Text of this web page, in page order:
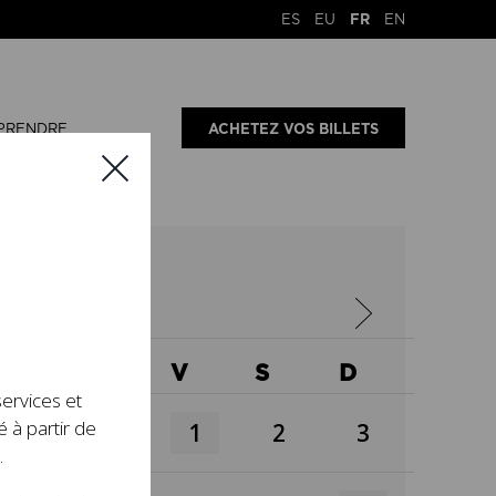
ES EU FR EN
ACHETEZ VOS BILLETS
V S D
1 2 3
et
à partir de